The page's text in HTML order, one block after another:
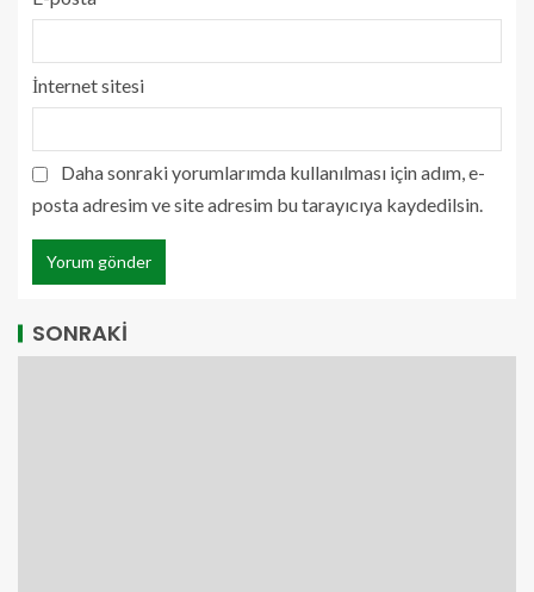
İnternet sitesi
Daha sonraki yorumlarımda kullanılması için adım, e-
posta adresim ve site adresim bu tarayıcıya kaydedilsin.
SONRAKİ